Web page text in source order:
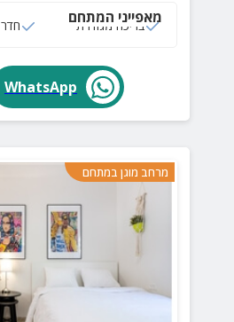
מאפייני המתחם
בריכה מגודרת
WhatsApp
מרחב מוגן במתחם